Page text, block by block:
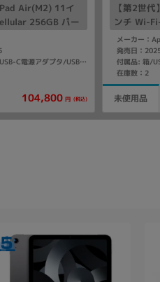
Air(M2) 11イ
256GB パー
A A2903 【国内版
付属品: 箱/20W USB-C電源アダプタ/USB-C充電ケーブル(1m)/マニュアル
104,800 円 (税込)
【第2世
ンチ Wi-
ースブラ
【国内版
メーカー：
発売日：
在庫数：2
未使用品